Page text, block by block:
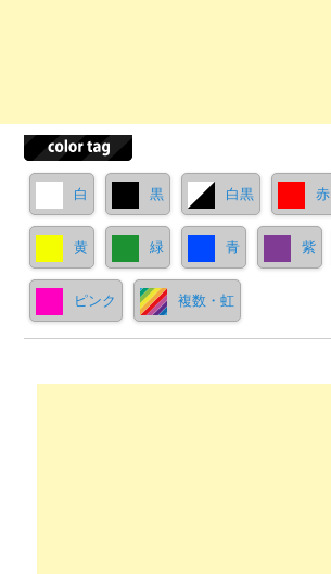
白 黒 白黒 赤
黄 緑 青 紫
ピンク 複数・虹